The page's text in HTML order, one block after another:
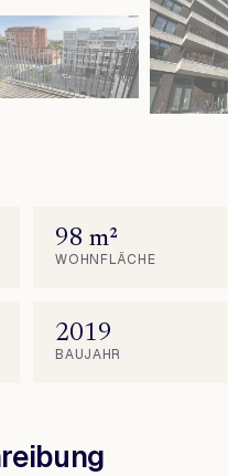
98 m²
WOHNFLÄCHE
2019
BAUJAHR